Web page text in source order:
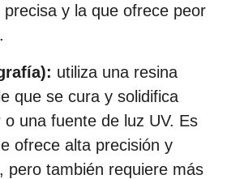
y la que ofrece peor
utiliza una resina
que se cura y solidifica
una fuente de luz UV. Es
ofrece alta precisión y
pero también requiere más